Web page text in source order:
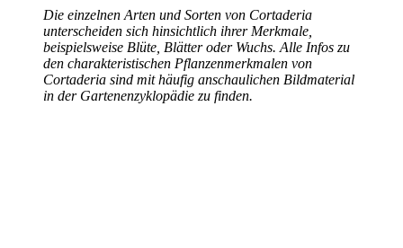
Die einzelnen Arten und Sorten von Cortaderia
unterscheiden sich hinsichtlich ihrer Merkmale,
beispielsweise Blüte, Blätter oder Wuchs. Alle Infos zu
den charakteristischen Pflanzenmerkmalen von
Cortaderia sind mit häufig anschaulichen Bildmaterial
in der Gartenenzyklopädie zu finden.